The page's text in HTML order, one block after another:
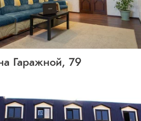
Гаражной, 79